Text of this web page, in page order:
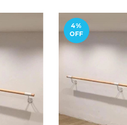
4%
OFF